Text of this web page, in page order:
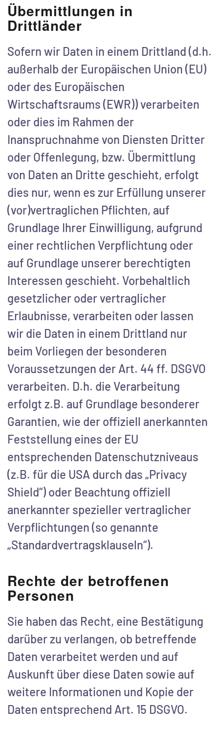
Übermittlungen in
Drittländer
Sofern wir Daten in einem Drittland (d.h.
außerhalb der Europäischen Union (EU)
oder des Europäischen
Wirtschaftsraums (EWR)) verarbeiten
oder dies im Rahmen der
Inanspruchnahme von Diensten Dritter
oder Offenlegung, bzw. Übermittlung
von Daten an Dritte geschieht, erfolgt
dies nur, wenn es zur Erfüllung unserer
(vor)vertraglichen Pflichten, auf
Grundlage Ihrer Einwilligung, aufgrund
einer rechtlichen Verpflichtung oder
auf Grundlage unserer berechtigten
Interessen geschieht. Vorbehaltlich
gesetzlicher oder vertraglicher
Erlaubnisse, verarbeiten oder lassen
wir die Daten in einem Drittland nur
beim Vorliegen der besonderen
Voraussetzungen der Art. 44 ff. DSGVO
verarbeiten. D.h. die Verarbeitung
erfolgt z.B. auf Grundlage besonderer
Garantien, wie der offiziell anerkannten
Feststellung eines der EU
entsprechenden Datenschutzniveaus
(z.B. für die USA durch das „Privacy
Shield“) oder Beachtung offiziell
anerkannter spezieller vertraglicher
Verpflichtungen (so genannte
„Standardvertragsklauseln“).
Rechte der betroffenen
Personen
Sie haben das Recht, eine Bestätigung
darüber zu verlangen, ob betreffende
Daten verarbeitet werden und auf
Auskunft über diese Daten sowie auf
weitere Informationen und Kopie der
Daten entsprechend Art. 15 DSGVO.